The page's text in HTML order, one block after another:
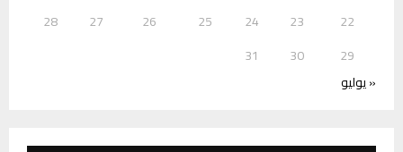
22
23
24
25
26
27
28
29
30
31
« يوليو